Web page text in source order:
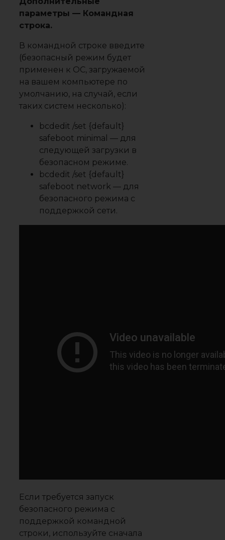
параметры — Командная
строка.
В командной строке введите
(безопасный режим будет
применен к ОС, загружаемой
на вашем компьютере по
умолчанию, на случай, если
таких систем несколько):
bcdedit /set {default}
safeboot minimal — для
следующей загрузки в
безопасном режиме.
bcdedit /set {default}
safeboot network — для
безопасного режима с
поддержкой сети.
Если требуется запуск
безопасного режима с
поддержкой командной
строки, используйте сначала